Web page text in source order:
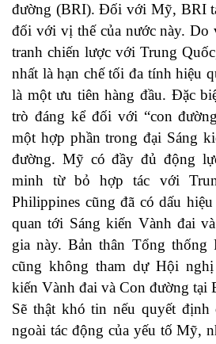
đường (BRI). Đối với Mỹ, BRI
đối với vị thế của nước này. Do
tranh chiến lược với Trung
nhất là hạn chế tối đa tính hiệu
là một ưu tiên hàng đầu. Đặc
trò đáng kể đối với “con
một hợp phần trong đại Sáng
đường. Mỹ có đầy đủ động
minh từ bỏ hợp tác với
Philippines cũng đã có dấu
quan tới Sáng kiến Vành đai
gia này. Bản thân Tổng thống
cũng không tham dự Hội
kiến Vành đai và Con đường tại
Sẽ thật khó tin nếu quyết định
ngoài tác động của yếu tố Mỹ,